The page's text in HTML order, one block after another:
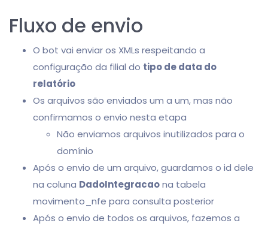
Fluxo de envio
O bot vai enviar os XMLs respeitando a
configuração da filial do tipo de data do
relatório
Os arquivos são enviados um a um, mas não
confirmamos o envio nesta etapa
Não enviamos arquivos inutilizados para o
domínio
Após o envio de um arquivo, guardamos o id dele
na coluna DadoIntegracaona tabela
movimento_nfe para consulta posterior
Após o envio de todos os arquivos, fazemos a